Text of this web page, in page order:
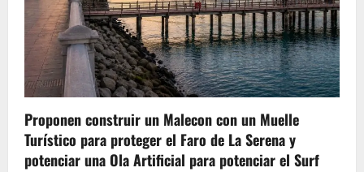
Proponen construir un Malecon con un Muelle
Turístico para proteger el Faro de La Serena y
potenciar una Ola Artificial para potenciar el Surf